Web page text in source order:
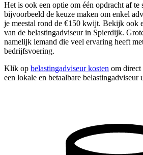
Het is ook een optie om één opdracht af te
bijvoorbeeld de keuze maken om enkel
je meestal rond de €150 kwijt. Bekijk ook
van de belastingadviseur in Spierdijk.
namelijk iemand die veel ervaring heeft
bedrijfsvoering.
Klik op belastingadviseur kosten om direct
een lokale en betaalbare